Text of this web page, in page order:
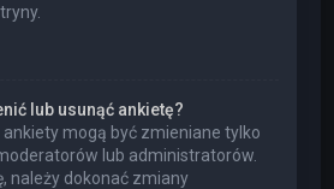
lub usunąć ankietę?
ankiety mogą być zmieniane tylko
lub administratorów.
należy dokonać zmiany